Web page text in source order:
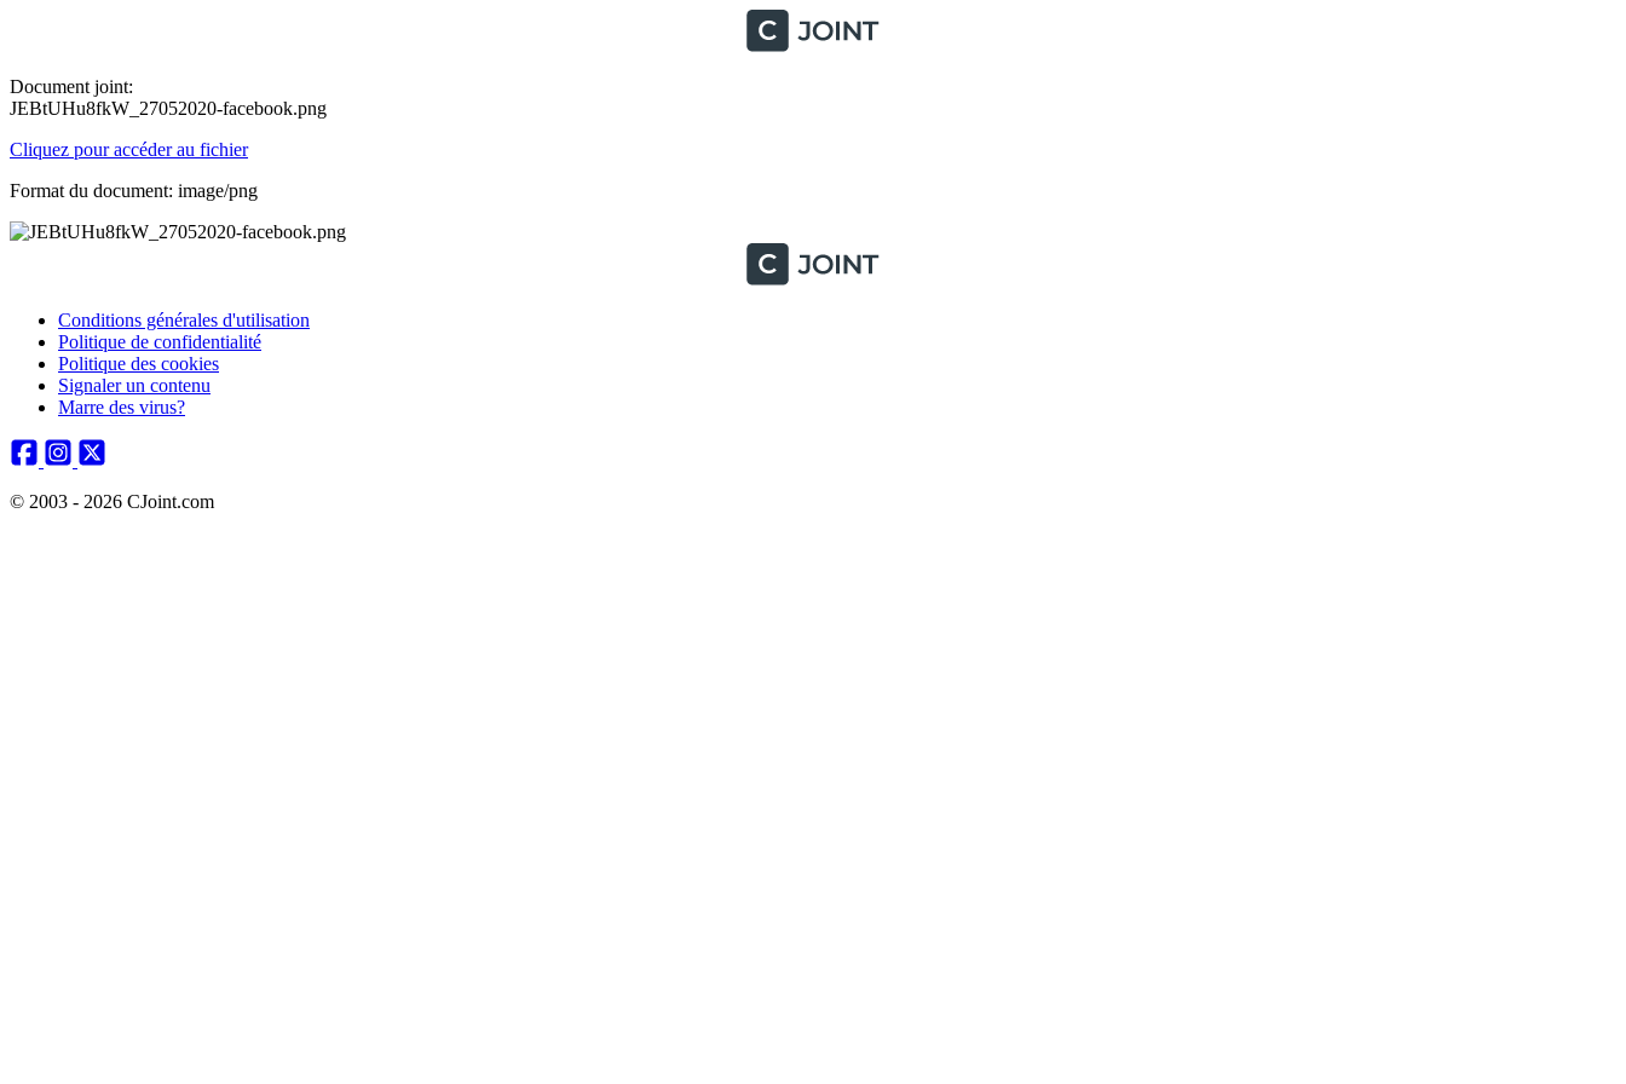
Document joint:
JEBtUHu8fkW_27052020-facebook.png
Cliquez pour accéder au fichier
Format du document: image/png
Conditions générales d'utilisation
Politique de confidentialité
Politique des cookies
Signaler un contenu
Marre des virus?
© 2003 - 2026 CJoint.com